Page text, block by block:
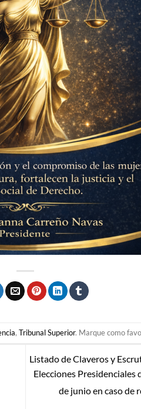
,Tribunal Superior. Marque como
Listado de Claveros y
Elecciones Presidenciales
de junio en caso de